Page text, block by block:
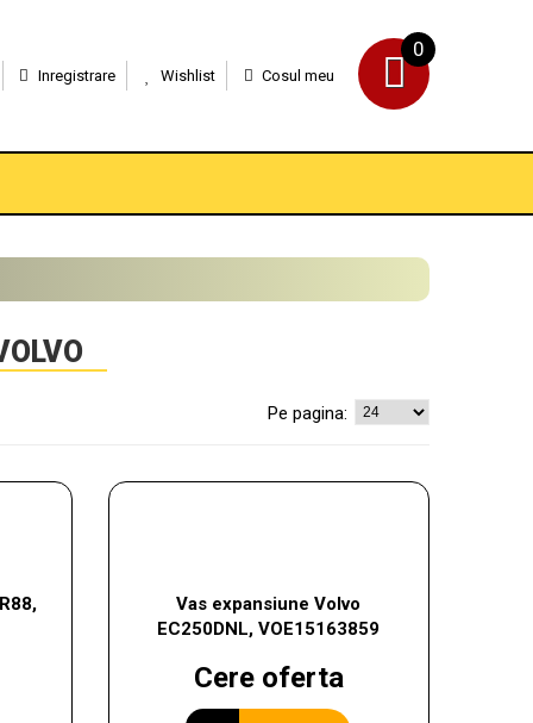
0
Inregistrare Wishlist Cosul meu
Pe pagina:
Vas expansiune Volvo
EC250DNL, VOE15163859
Cere oferta